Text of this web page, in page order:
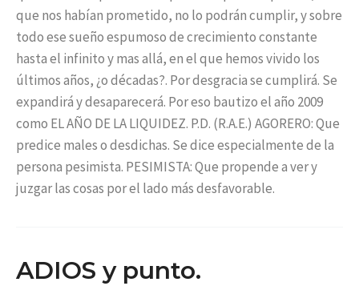
que nos habían prometido, no lo podrán cumplir, y sobre
todo ese sueño espumoso de crecimiento constante
hasta el infinito y mas allá, en el que hemos vivido los
últimos años, ¿o décadas?. Por desgracia se cumplirá. Se
expandirá y desaparecerá. Por eso bautizo el año 2009
como EL AÑO DE LA LIQUIDEZ. P.D. (R.A.E.) AGORERO: Que
predice males o desdichas. Se dice especialmente de la
persona pesimista. PESIMISTA: Que propende a ver y
juzgar las cosas por el lado más desfavorable.
ADIOS y punto.